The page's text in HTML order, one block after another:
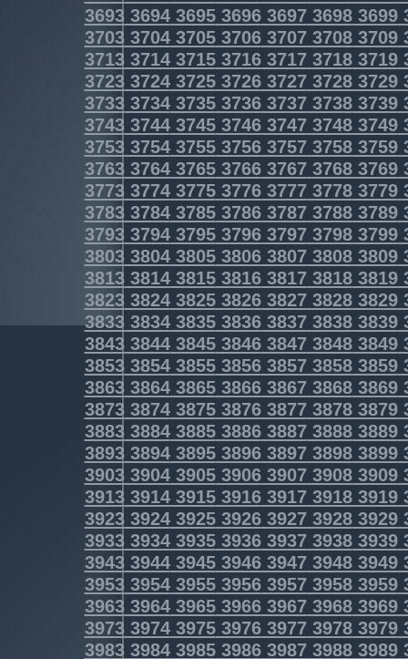
3693369436953696369736983699
3703370437053706370737083709
3713371437153716371737183719
3723372437253726372737283729
3733373437353736373737383739
3743374437453746374737483749
3753375437553756375737583759
3763376437653766376737683769
3773377437753776377737783779
3783378437853786378737883789
3793379437953796379737983799
3803380438053806380738083809
3813381438153816381738183819
3823382438253826382738283829
3833383438353836383738383839
3843384438453846384738483849
3853385438553856385738583859
3863386438653866386738683869
3873387438753876387738783879
3883388438853886388738883889
3893389438953896389738983899
3903390439053906390739083909
3913391439153916391739183919
3923392439253926392739283929
3933393439353936393739383939
3943394439453946394739483949
3953395439553956395739583959
3963396439653966396739683969
3973397439753976397739783979
3983398439853986398739883989